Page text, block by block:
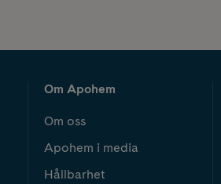
Om Apohem
Om oss
Apohem i media
Hållbarhet